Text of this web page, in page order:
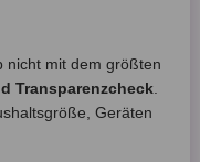
nicht mit dem größten
Transparenzcheck.
Geräten